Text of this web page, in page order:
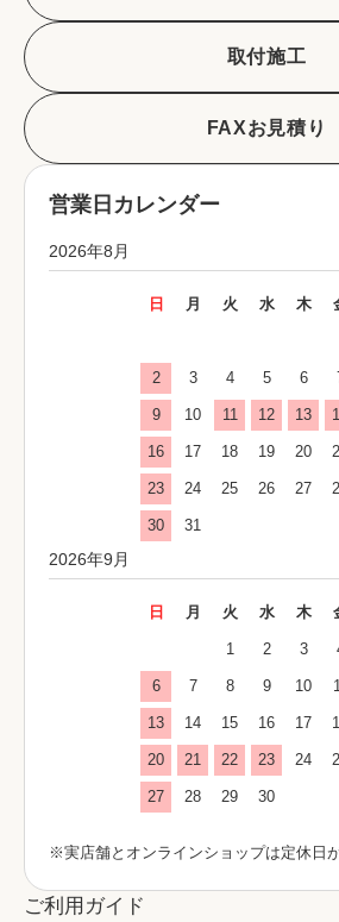
取付施工
FAXお見積り
営業日カレンダー
2026年8月
日 月 火 水 木
2 3 4 5 6
9 10 11 12 13
16 17 18 19 20
23 24 25 26 27
30 31
2026年9月
日 月 火 水 木
1 2 3
6 7 8 9 10
13 14 15 16 17
20 21 22 23 24
27 28 29 30
※実店舗とオンラインショップは定休日
ご利用ガイド